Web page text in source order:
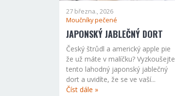
27 března., 2026
Moučníky pečené
JAPONSKÝ JABLEČNÝ DORT
Český štrůdl a americký apple pie
že už máte v malíčku? Vyzkoušejte
tento lahodný japonský jablečný
dort a uvidíte, že se ve vaší...
Číst dále »